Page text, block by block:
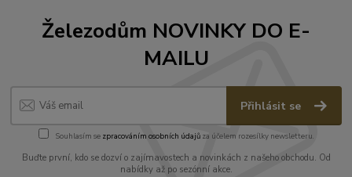
Železodům NOVINKY DO E-
MAILU
Přihlásit se
Souhlasím se zpracováním osobních údajůza účelem rozesílky newsletteru.
Buďte první, kdo se dozví o zajímavostech a novinkách z našeho obchodu. Od
nabídky až po sezónní akce.